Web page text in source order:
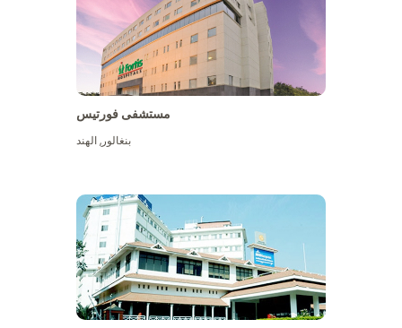
مستشفى فورتيس
بنغالور,الهند